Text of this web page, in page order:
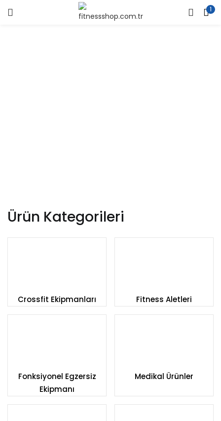
1
Ürün Kategorileri
Crossfit Ekipmanları Fitness Aletleri
Fonksiyonel Egzersiz
Ekipmanı
Medikal Ürünler